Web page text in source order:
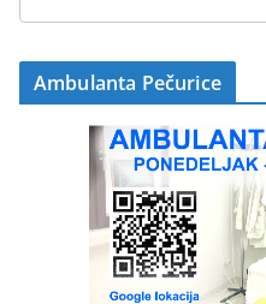
Ambulanta Pečurice